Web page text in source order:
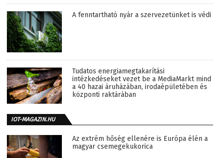
A fenntartható nyár a szervezetünket is védi
Tudatos energiamegtakarítási
intézkedéseket vezet be a MediaMarkt mind
a 40 hazai áruházában, irodaépületében és
központi raktárában
IOT-MAGAZIN.HU
Az extrém hőség ellenére is Európa élén a
magyar csemegekukorica